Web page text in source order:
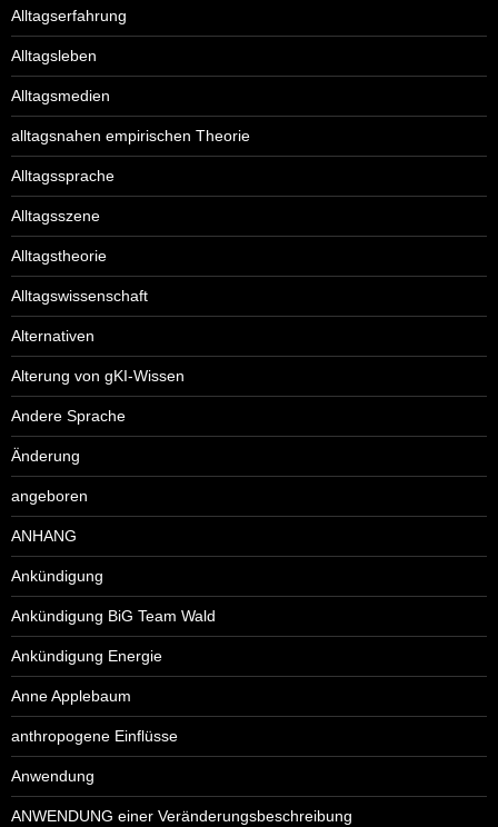
Alltagserfahrung
Alltagsleben
Alltagsmedien
alltagsnahen empirischen Theorie
Alltagssprache
Alltagsszene
Alltagstheorie
Alltagswissenschaft
Alternativen
Alterung von gKI-Wissen
Andere Sprache
Änderung
angeboren
ANHANG
Ankündigung
Ankündigung BiG Team Wald
Ankündigung Energie
Anne Applebaum
anthropogene Einflüsse
Anwendung
ANWENDUNG einer Veränderungsbeschreibung